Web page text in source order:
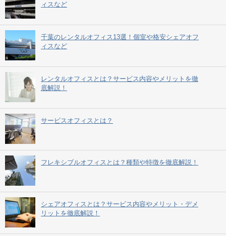
ィスなど
千葉のレンタルオフィス13選！個室や格安シェアオフ
ィスなど
レンタルオフィスとは？サービス内容やメリットを徹
底解説！
サービスオフィスとは？
フレキシブルオフィスとは？種類や特徴を徹底解説！
シェアオフィスとは？サービス内容やメリット・デメ
リットを徹底解説！